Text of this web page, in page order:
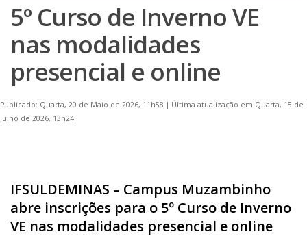
5º Curso de Inverno VE
nas modalidades
presencial e online
Publicado: Quarta, 20 de Maio de 2026, 11h58 | Última atualização em Quarta, 15 de
Julho de 2026, 13h24
IFSULDEMINAS – Campus Muzambinho
abre inscrições para o 5º Curso de Inverno
VE nas modalidades presencial e online